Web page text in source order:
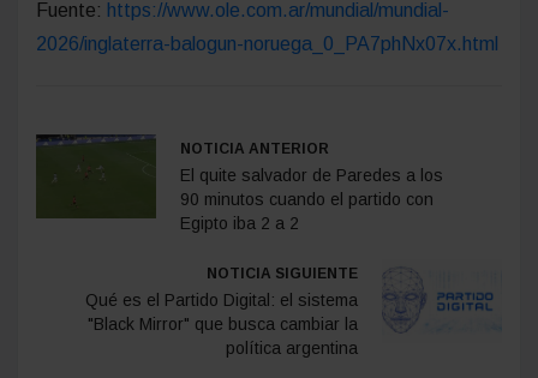
Fuente: https://www.ole.com.ar/mundial/mundial-
2026/inglaterra-balogun-noruega_0_PA7phNx07x.html
NOTICIA ANTERIOR
El quite salvador de Paredes a los
90 minutos cuando el partido con
Egipto iba 2 a 2
NOTICIA SIGUIENTE
Qué es el Partido Digital: el sistema
"Black Mirror" que busca cambiar la
política argentina